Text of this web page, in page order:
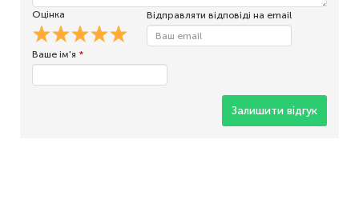
Оцінка Відправляти відповіді на email
Ваше ім'я *
Залишити відгук